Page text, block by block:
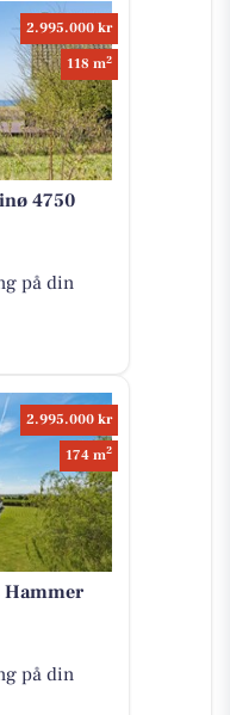
2.995.000 kr
118 m2
4750
på din
2.995.000 kr
174 m2
Hammer
på din